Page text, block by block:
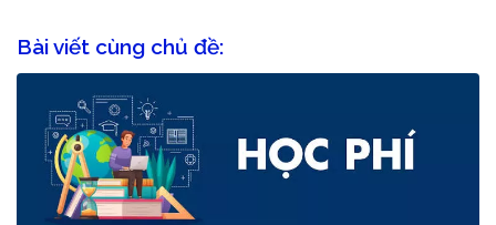
Bài viết cùng chủ đề: